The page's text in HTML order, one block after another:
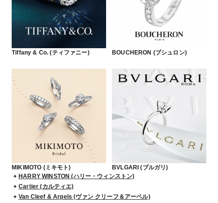
Tiffany & Co. (ティファニー) BOUCHERON (ブシュロン)
MIKIMOTO (ミキモト)
BVLGARI (ブルガリ)
HARRY WINSTON (ハリー・ウィンストン)
Cartier (カルティエ)
Van Cleef & Arpels (ヴァン クリーフ＆アーペル)